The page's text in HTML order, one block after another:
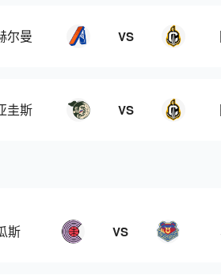
尔曼 VS
圭斯 VS
斯 VS